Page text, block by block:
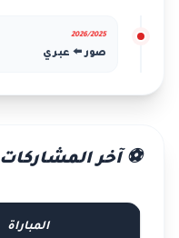
2026/2025
صور ⬅️ عبري
⚽ آخر المشاركات
المباراة